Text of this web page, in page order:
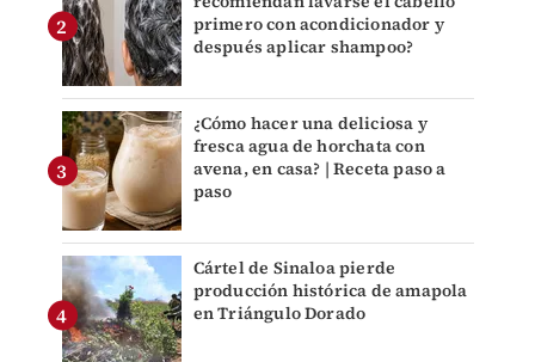
primero con acondicionador y
después aplicar shampoo?
¿Cómo hacer una deliciosa y
fresca agua de horchata con
avena, en casa? | Receta paso a
paso
Cártel de Sinaloa pierde
producción histórica de amapola
en Triángulo Dorado